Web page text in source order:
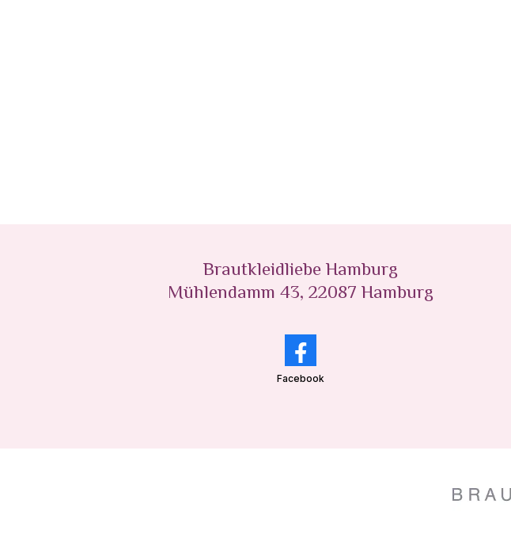
Brautkleidliebe Hamburg
Mühlendamm 43, 22087 Hamburg
Facebook